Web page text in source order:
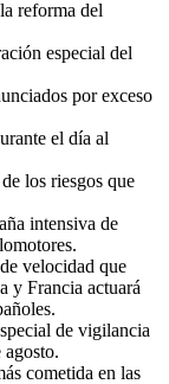
reforma del
especial del
por exceso
el día al
los riesgos que
intensiva de
velocidad que
y Francia actuará
de vigilancia
cometida en las